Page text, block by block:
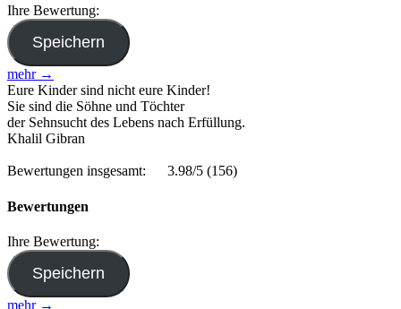
Ihre Bewertung:
mehr →
Eure Kinder sind nicht eure Kinder!
Sie sind die Söhne und Töchter
der Sehnsucht des Lebens nach Erfüllung.
Khalil Gibran
Bewertungen insgesamt: 3.98/5 (156)
Bewertungen
Ihre Bewertung:
mehr →